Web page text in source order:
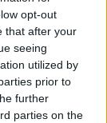
opt-out
that after your
seeing
utilized by
prior to
further
parties on the